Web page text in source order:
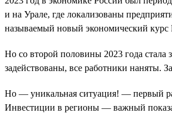
и на Урале, где локализованы
называемый новый экономический курс
Но со второй половины 2023 года стала
задействованы, все работники наняты.
Но — уникальная ситуация! — первый
Инвестиции в регионы — важный